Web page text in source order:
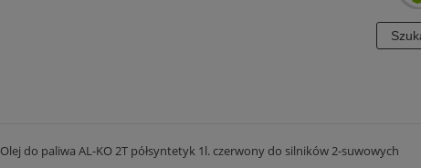
Olej do paliwa AL-KO 2T półsyntetyk 1l. czerwony do silników 2-suwowych